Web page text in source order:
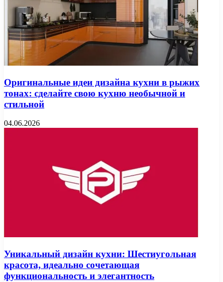
Оригинальные идеи дизайна кухни в рыжих
тонах: сделайте свою кухню необычной и
стильной
04.06.2026
Уникальный дизайн кухни: Шестиугольная
красота, идеально сочетающая
функциональность и элегантность